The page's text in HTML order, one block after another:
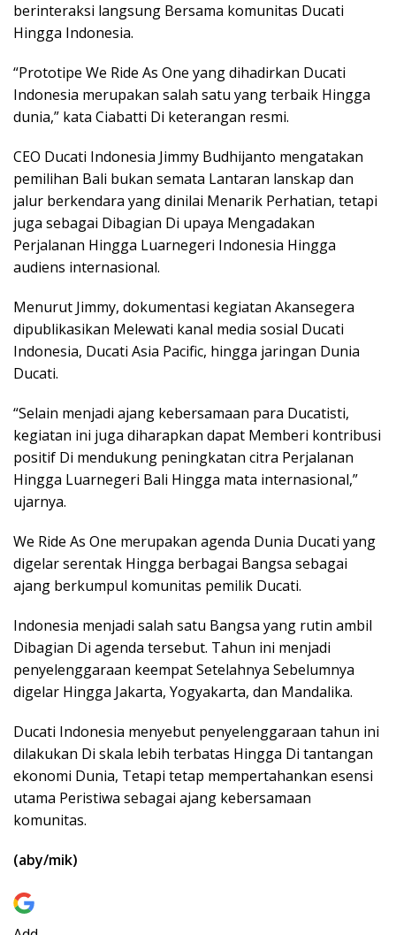
berinteraksi langsung Bersama komunitas Ducati
Hingga Indonesia.
“Prototipe We Ride As One yang dihadirkan Ducati
Indonesia merupakan salah satu yang terbaik Hingga
dunia,” kata Ciabatti Di keterangan resmi.
CEO Ducati Indonesia Jimmy Budhijanto mengatakan
pemilihan Bali bukan semata Lantaran lanskap dan
jalur berkendara yang dinilai Menarik Perhatian, tetapi
juga sebagai Dibagian Di upaya Mengadakan
Perjalanan Hingga Luarnegeri Indonesia Hingga
audiens internasional.
Menurut Jimmy, dokumentasi kegiatan Akansegera
dipublikasikan Melewati kanal media sosial Ducati
Indonesia, Ducati Asia Pacific, hingga jaringan Dunia
Ducati.
“Selain menjadi ajang kebersamaan para Ducatisti,
kegiatan ini juga diharapkan dapat Memberi kontribusi
positif Di mendukung peningkatan citra Perjalanan
Hingga Luarnegeri Bali Hingga mata internasional,”
ujarnya.
We Ride As One merupakan agenda Dunia Ducati yang
digelar serentak Hingga berbagai Bangsa sebagai
ajang berkumpul komunitas pemilik Ducati.
Indonesia menjadi salah satu Bangsa yang rutin ambil
Dibagian Di agenda tersebut. Tahun ini menjadi
penyelenggaraan keempat Setelahnya Sebelumnya
digelar Hingga Jakarta, Yogyakarta, dan Mandalika.
Ducati Indonesia menyebut penyelenggaraan tahun ini
dilakukan Di skala lebih terbatas Hingga Di tantangan
ekonomi Dunia, Tetapi tetap mempertahankan esensi
utama Peristiwa sebagai ajang kebersamaan
komunitas.
(aby/mik)